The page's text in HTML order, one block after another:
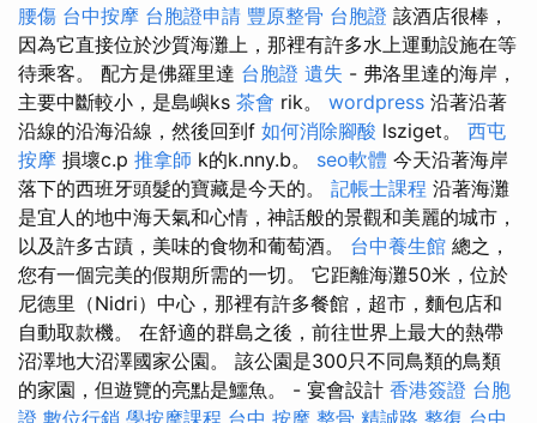
腰傷 台中按摩 台胞證申請 豐原整骨 台胞證 該酒店很棒，
因為它直接位於沙質海灘上，那裡有許多水上運動設施在等
待乘客。 配方是佛羅里達 台胞證 遺失 - 弗洛里達的海岸，
主要中斷較小，是島嶼ks 茶會 rik。 wordpress 沿著沿著
沿線的沿海沿線，然後回到f 如何消除腳酸 lsziget。 西屯
按摩 損壞c.p 推拿師 k的k.nny.b。 seo軟體 今天沿著海岸
落下的西班牙頭髮的寶藏是今天的。 記帳士課程 沿著海灘
是宜人的地中海天氣和心情，神話般的景觀和美麗的城市，
以及許多古蹟，美味的食物和葡萄酒。 台中養生館 總之，
您有一個完美的假期所需的一切。 它距離海灘50米，位於
尼德里（Nidri）中心，那裡有許多餐館，超市，麵包店和
自動取款機。 在舒適的群島之後，前往世界上最大的熱帶
沼澤地大沼澤國家公園。 該公園是300只不同鳥類的鳥類
的家園，但遊覽的亮點是鱷魚。 - 宴會設計 香港簽證 台胞
證 數位行銷 學按摩課程 台中 按摩 整骨 精誠路 整復 台中